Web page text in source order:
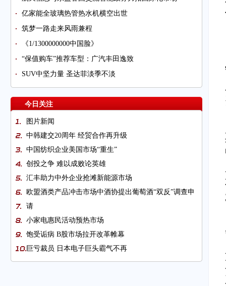
亿家能全玻璃热管热水机横空出世
筑梦一路走来风雨兼程
《1/1300000000中国脸》
“保值购车”推荐车型：广汽丰田逸致
SUV中坚力量 圣达菲淡季不淡
今日关注
图片新闻
中韩建交20周年 经贸合作再升级
中国纺织企业美国市场“重生”
创投之争 难以成败论英雄
汇丰助力中外企业抢滩新能源市场
欧盟酒类产品冲击市场中酒协提出葡萄酒“双反”调查申
请
小家电惠民活动预热市场
饱受诟病 B股市场拉开改革帷幕
巨亏裁员 日本电子巨头霸气不再
中国经济区域版图悄然生变